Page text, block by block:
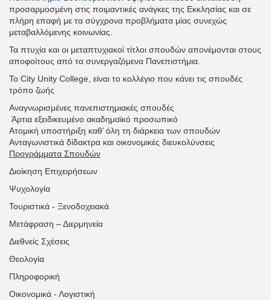
προσαρμοσμένη στις ποιμαντικές ανάγκες της Εκκλησίας και σε
πλήρη επαφή με τα σύγχρονα προβλήματα μίας συνεχώς
μεταβαλλόμενης κοινωνίας.
Τα πτυχία και οι μεταπτυχιακοί τίτλοι σπουδών απονέμονται στους
αποφοίτους από τα συνεργαζόμενα Πανεπιστήμια.
Το City Unity College, είναι το κολλέγιο που κάνει τις σπουδές
τρόπο ζωής
Αναγνωρισμένες πανεπιστημιακές σπουδές
Άρτια εξειδικευμένο ακαδημαϊκό προσωπικό
Ατομική υποστήριξη καθ’ όλη τη διάρκεια των σπουδών
Ανταγωνιστικά δίδακτρα και οικονομικές διευκολύνσεις
Προγράμματα Σπουδών
Διοίκηση Επιχειρήσεων
Ψυχολογία
Τουριστικά - Ξενοδοχειακά
Μετάφραση – Διερμηνεία
Διεθνείς Σχέσεις
Θεολογία
Πληροφορική
Οικονομικά - Λογιστική